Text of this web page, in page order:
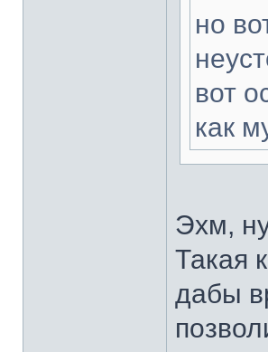
но
вот
как
Эхм,
Такая
дабы